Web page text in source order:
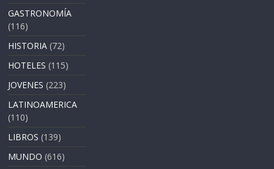
GASTRONOMÍA
(116)
HISTORIA (72)
HOTELES (115)
JOVENES (223)
LATINOAMERICA
(110)
LIBROS (139)
MUNDO (616)